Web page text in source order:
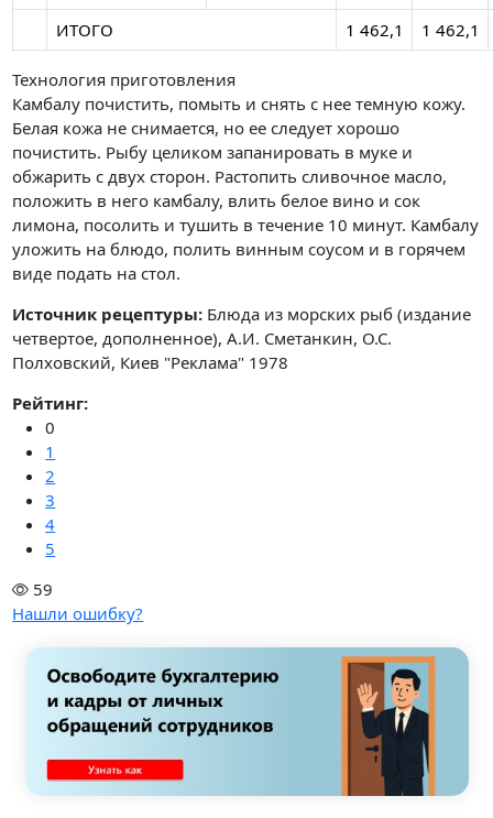
ИТОГО 1 462,1 1 462,1
Технология приготовления
Камбалу почистить, помыть и снять с нее темную кожу.
Белая кожа не снимается, но ее следует хорошо
почистить. Рыбу целиком запанировать в муке и
обжарить с двух сторон. Растопить сливочное масло,
положить в него камбалу, влить белое вино и сок
лимона, посолить и тушить в течение 10 минут. Камбалу
уложить на блюдо, полить винным соусом и в горячем
виде подать на стол.
Источник рецептуры: Блюда из морских рыб (издание
четвертое, дополненное), А.И. Сметанкин, О.С.
Полховский, Киев "Реклама" 1978
Рейтинг:
0
1
2
3
4
5
59
Нашли ошибку?